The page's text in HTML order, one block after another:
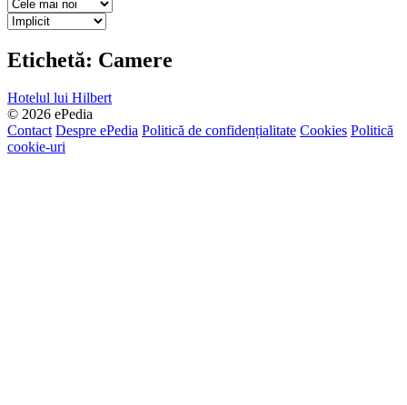
Etichetă: Camere
Hotelul lui Hilbert
© 2026 ePedia
Contact Despre ePedia Politică de confidențialitate Cookies Politică
cookie-uri